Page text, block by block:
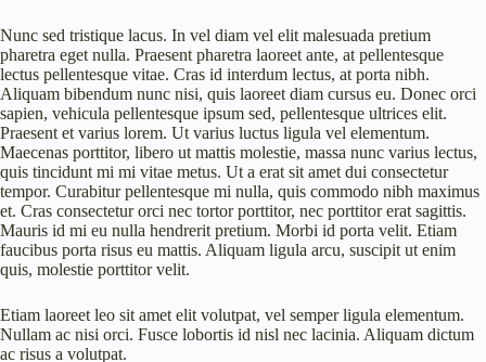
Nunc sed tristique lacus. In vel diam vel elit malesuada pretium
pharetra eget nulla. Praesent pharetra laoreet ante, at pellentesque
lectus pellentesque vitae. Cras id interdum lectus, at porta nibh.
Aliquam bibendum nunc nisi, quis laoreet diam cursus eu. Donec orci
sapien, vehicula pellentesque ipsum sed, pellentesque ultrices elit.
Praesent et varius lorem. Ut varius luctus ligula vel elementum.
Maecenas porttitor, libero ut mattis molestie, massa nunc varius lectus,
quis tincidunt mi mi vitae metus. Ut a erat sit amet dui consectetur
tempor. Curabitur pellentesque mi nulla, quis commodo nibh maximus
et. Cras consectetur orci nec tortor porttitor, nec porttitor erat sagittis.
Mauris id mi eu nulla hendrerit pretium. Morbi id porta velit. Etiam
faucibus porta risus eu mattis. Aliquam ligula arcu, suscipit ut enim
quis, molestie porttitor velit.
Etiam laoreet leo sit amet elit volutpat, vel semper ligula elementum.
Nullam ac nisi orci. Fusce lobortis id nisl nec lacinia. Aliquam dictum
ac risus a volutpat.